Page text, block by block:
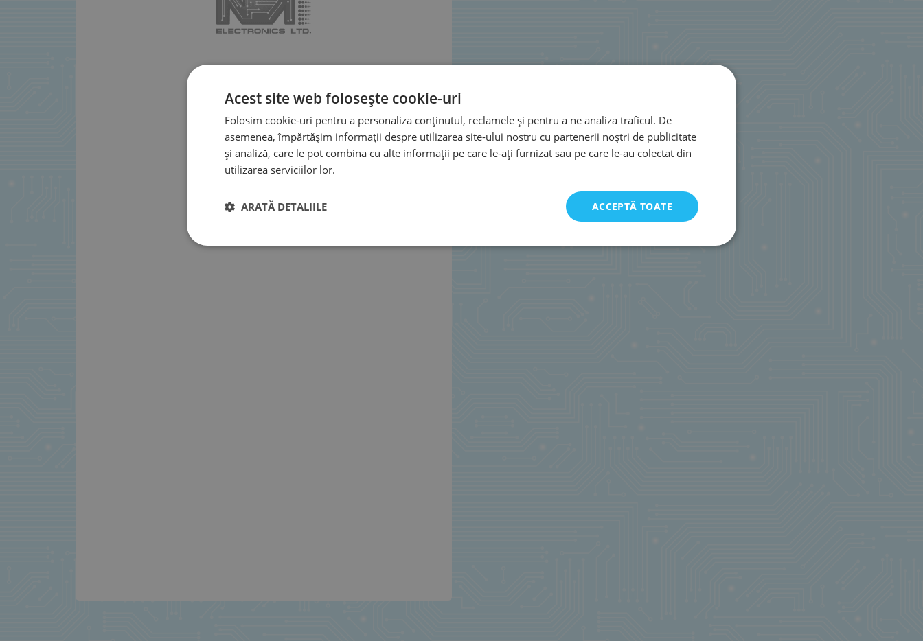
Acest site web folosește cookie-uri
Folosim cookie-uri pentru a personaliza conținutul, reclamele și pentru a ne analiza traficul. De
asemenea, împărtășim informații despre utilizarea site-ului nostru cu partenerii noștri de publicitate
și analiză, care le pot combina cu alte informații pe care le-ați furnizat sau pe care le-au colectat din
utilizarea serviciilor lor.
ACCEPTĂ TOATE
ARATĂ DETALIILE